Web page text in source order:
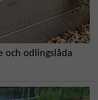
och odlingslåda